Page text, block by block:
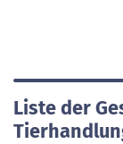
Liste der